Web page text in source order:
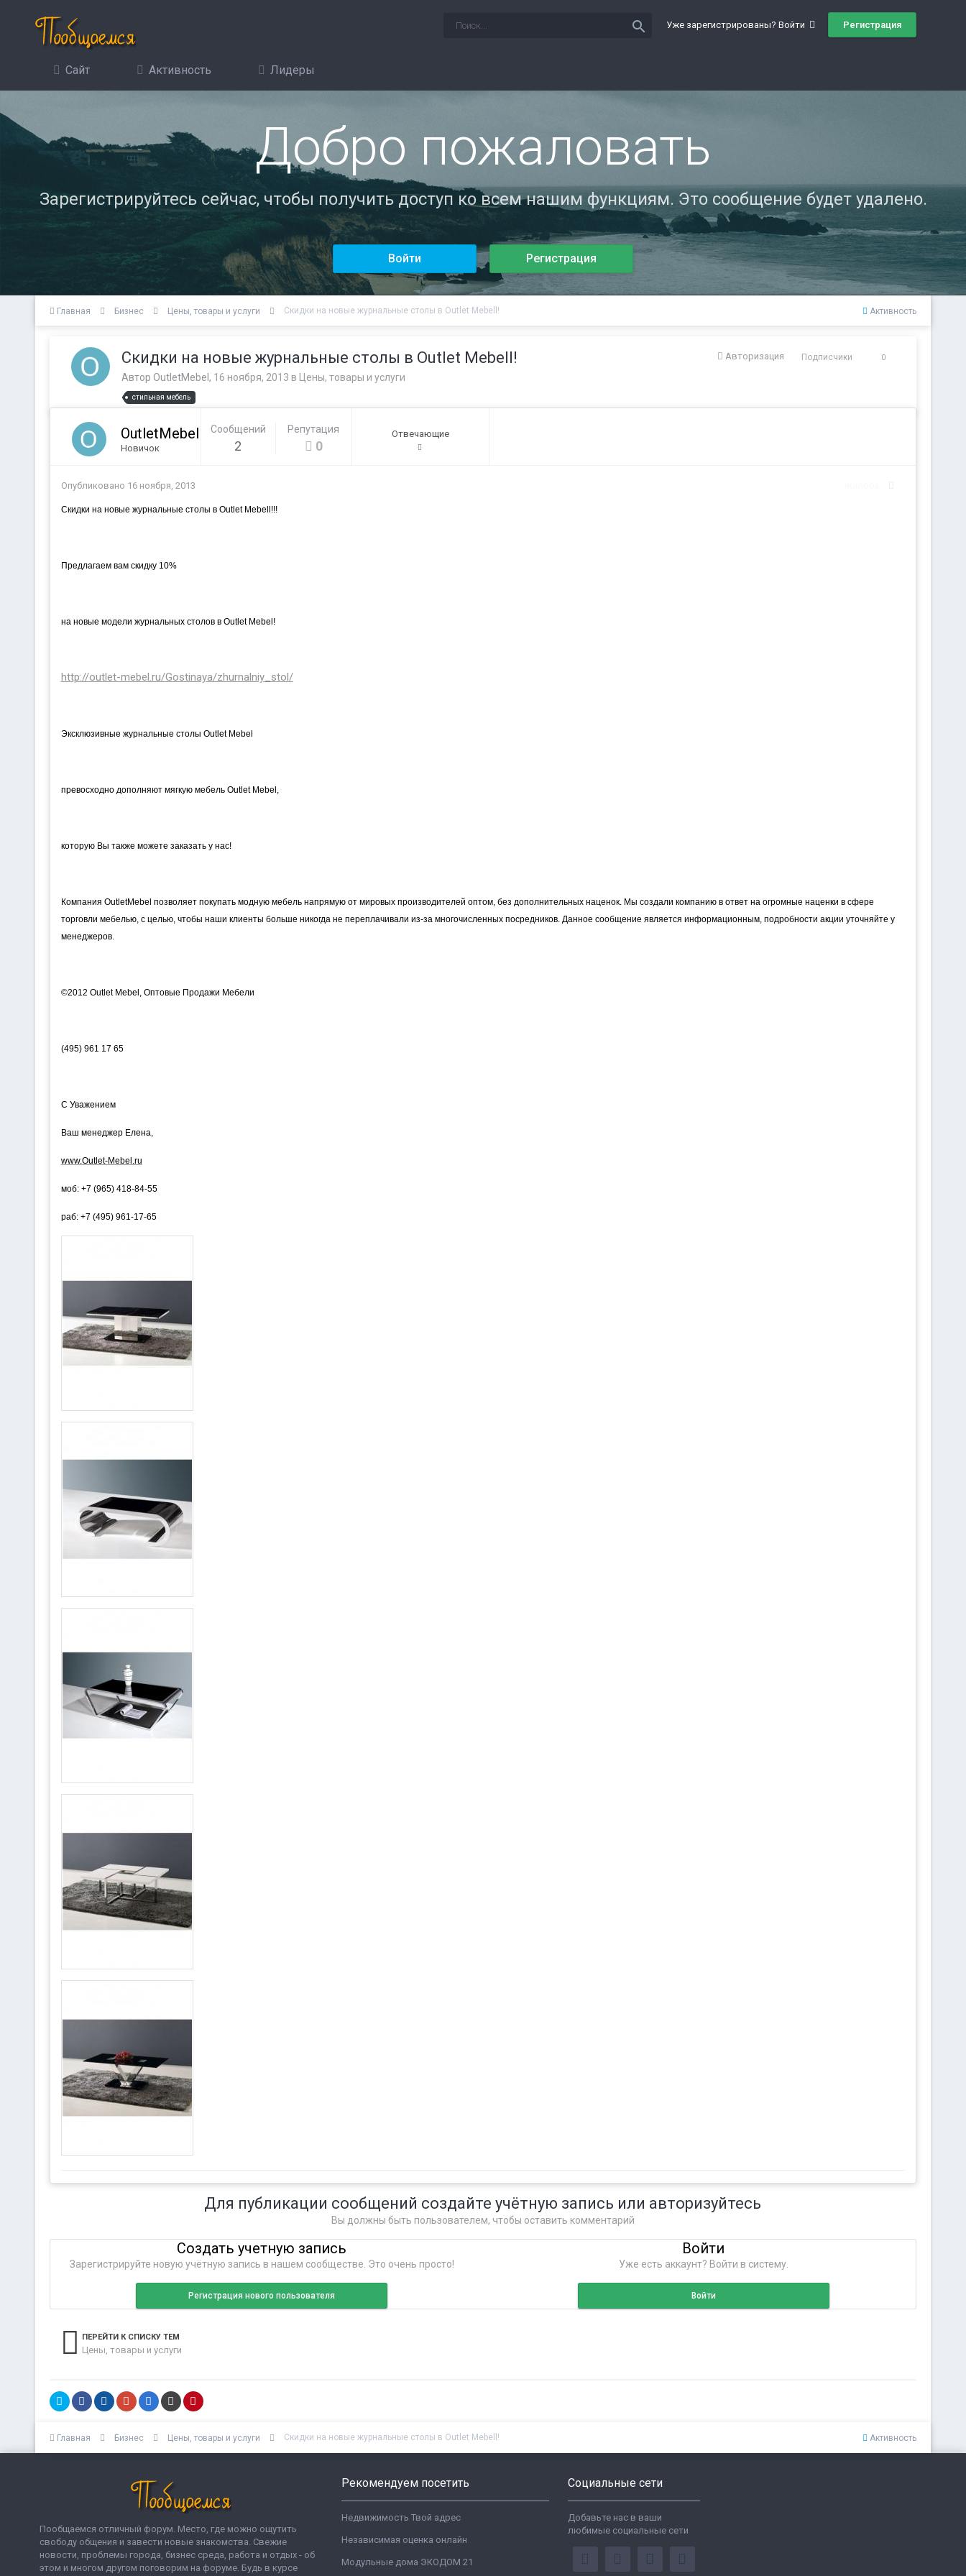
Уже зарегистрированы? Войти Регистрация
search
Сайт Активность Лидеры
Добро пожаловать
Зарегистрируйтесь сейчас, чтобы получить доступ ко всем нашим функциям. Это сообщение будет удалено.
Войти Регистрация
Активность
Главная Бизнес Цены, товары и услуги Скидки на новые журнальные столы в Outlet Mebell!
Авторизация Подписчики 0
Скидки на новые журнальные столы в Outlet Mebell!
Автор OutletMebel , 16 ноября, 2013 в Цены, товары и услуги
стильная мебель
OutletMebel
Новичок
Сообщений
2
Репутация
0
Отвечающие
Опубликовано 16 ноября, 2013
Скидки на новые журнальные столы в Outlet Mebell!!!
Предлагаем вам скидку 10%
на новые модели журнальных столов в Outlet Mebel!
http://outlet-mebel.ru/Gostinaya/zhurnalniy_stol/
Эксклюзивные журнальные столы Outlet Mebel
превосходно дополняют мягкую мебель Outlet Mebel,
которую Вы также можете заказать у нас!
Компания OutletMebel позволяет покупать модную мебель напрямую от мировых производителей оптом, без дополнительных наценок. Мы создали компанию в ответ на огромные наценки в сфере
торговли мебелью, с целью, чтобы наши клиенты больше никогда не переплачивали из-за многочисленных посредников. Данное сообщение является информационным, подробности акции уточняйте у
менеджеров.
©2012 Outlet Mebel, Оптовые Продажи Мебели
(495) 961 17 65
C Уважением
Ваш менеджер Елена,
www.Outlet-Mebel.ru
моб: +7 (965) 418-84-55
раб: +7 (495) 961-17-65
Для публикации сообщений создайте учётную запись или авторизуйтесь
Вы должны быть пользователем, чтобы оставить комментарий
Создать учетную запись
Зарегистрируйте новую учётную запись в нашем сообществе. Это очень просто!
Регистрация нового пользователя
Войти
Уже есть аккаунт? Войти в систему.
Войти
ПЕРЕЙТИ К СПИСКУ ТЕМ
Цены, товары и услуги
Активность
Главная Бизнес Цены, товары и услуги Скидки на новые журнальные столы в Outlet Mebell!
Пообщаемся отличный форум. Место, где можно ощутить
свободу общения и завести новые знакомства. Свежие
новости, проблемы города, бизнес среда, работа и отдых - об
этом и многом другом поговорим на форуме. Будь в курсе
Рекомендуем посетить
Недвижимость Твой адрес
Независимая оценка онлайн
Модульные дома ЭКОДОМ 21
Социальные сети
Добавьте нас в ваши
любимые социальные сети